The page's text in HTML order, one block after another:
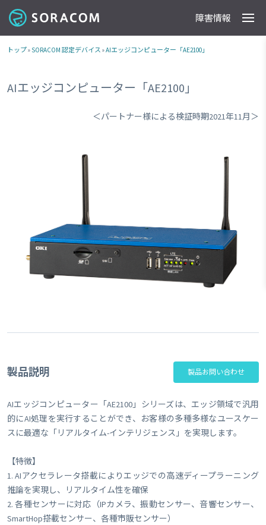
製品
事例
料金
ドキュメント
導入支援
IoTストア
最新情報 障害情報
トップ» SORACOM 認定デバイス »AIエッジコンピューター「AE2100」
AIエッジコンピューター「AE2100」
＜パートナー様による検証時期2021年11月＞
製品説明 製品お問い合わせ
AIエッジコンピューター「AE2100」シリーズは、エッジ領域で汎用
的にAI処理を実行することができ、お客様の多種多様なユースケー
スに最適な「リアルタイム-インテリジェンス」を実現します。
【特徴】
1. AIアクセラレータ搭載によりエッジでの高速ディープラーニング
推論を実現し、リアルタイム性を確保
2. 各種センサーに対応（IPカメラ、振動センサー、音響センサー、
SmartHop搭載センサー、各種市販センサー）